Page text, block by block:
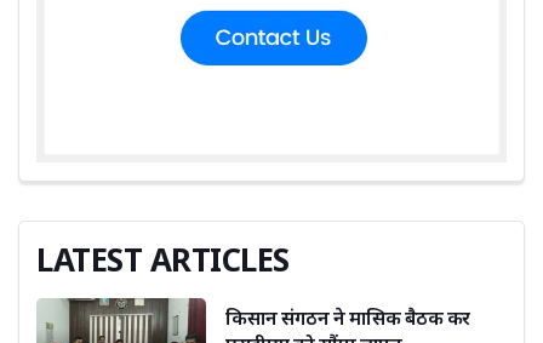
LATEST ARTICLES
किसान संगठन ने मासिक बैठक कर